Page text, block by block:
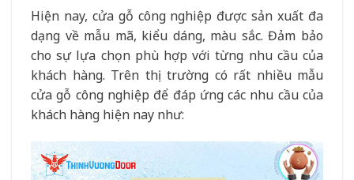
Hiện nay, cửa gỗ công nghiệp được sản xuất đa
dạng về mẫu mã, kiểu dáng, màu sắc. Đảm bảo
cho sự lựa chọn phù hợp với từng nhu cầu của
khách hàng. Trên thị trường có rất nhiều mẫu
cửa gỗ công nghiệp để đáp ứng các nhu cầu của
khách hàng hiện nay như: